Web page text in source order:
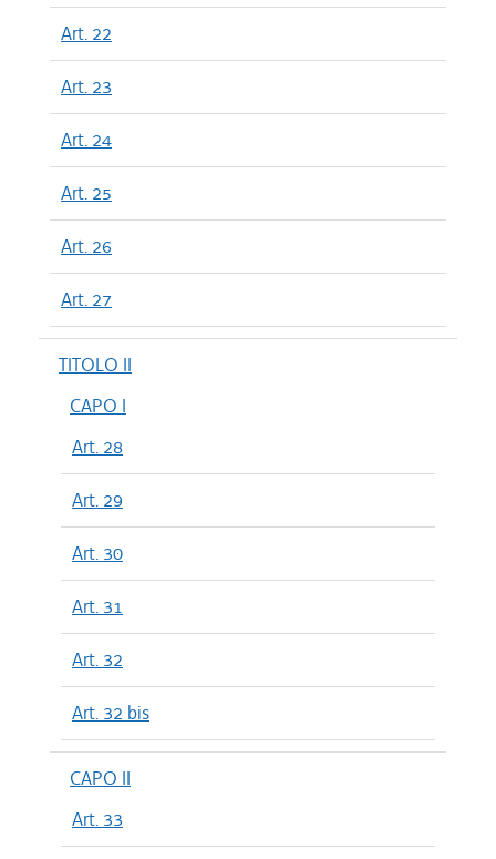
Art. 22
Art. 23
Art. 24
Art. 25
Art. 26
Art. 27
TITOLO II
CAPO I
Art. 28
Art. 29
Art. 30
Art. 31
Art. 32
Art. 32 bis
CAPO II
Art. 33